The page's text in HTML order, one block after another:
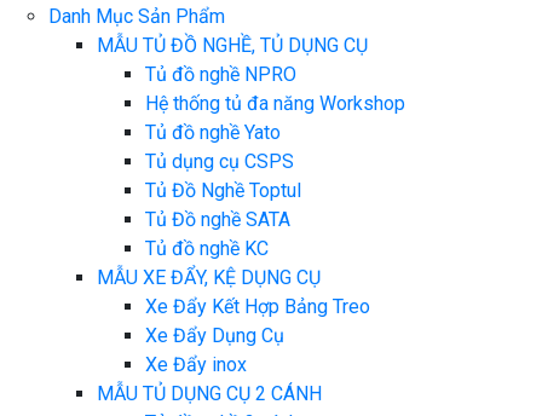
Danh Mục Sản Phẩm
MẪU TỦ ĐỒ NGHỀ, TỦ DỤNG CỤ
Tủ đồ nghề NPRO
Hệ thống tủ đa năng Workshop
Tủ đồ nghề Yato
Tủ dụng cụ CSPS
Tủ Đồ Nghề Toptul
Tủ Đồ nghề SATA
Tủ đồ nghề KC
MẪU XE ĐẨY, KỆ DỤNG CỤ
Xe Đẩy Kết Hợp Bảng Treo
Xe Đẩy Dụng Cụ
Xe Đẩy inox
MẪU TỦ DỤNG CỤ 2 CÁNH